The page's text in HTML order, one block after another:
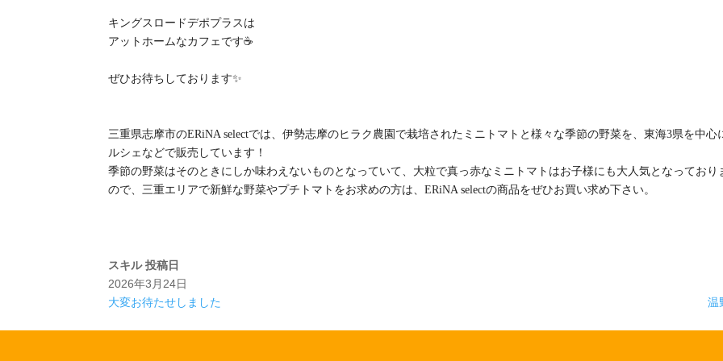
キングスロードデポプラスは
アットホームなカフェです☕️
ぜひお待ちしております✨
三重県志摩市のERiNA selectでは、伊勢志摩のヒラク農園で栽培されたミニトマトと様々な季節の野菜を、東海3県を中心
ルシェなどで販売しています！
季節の野菜はそのときにしか味わえないものとなっていて、大粒で真っ赤なミニトマトはお子様にも大人気となっており
ので、三重エリアで新鮮な野菜やプチトマトをお求めの方は、ERiNA selectの商品をぜひお買い求め下さい。
スキル 投稿日
2026年3月24日
大変お待たせしました
温